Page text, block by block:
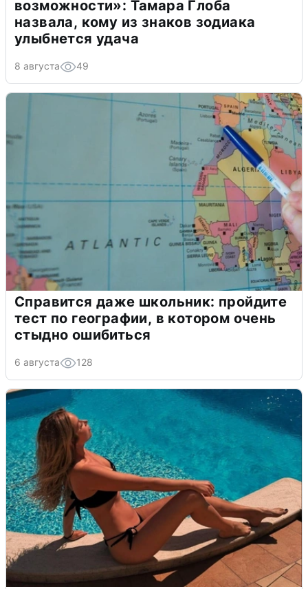
возможности»: Тамара Глоба
назвала, кому из знаков зодиака
улыбнется удача
8 августа 49
Справится даже школьник: пройдите
тест по географии, в котором очень
стыдно ошибиться
6 августа 128